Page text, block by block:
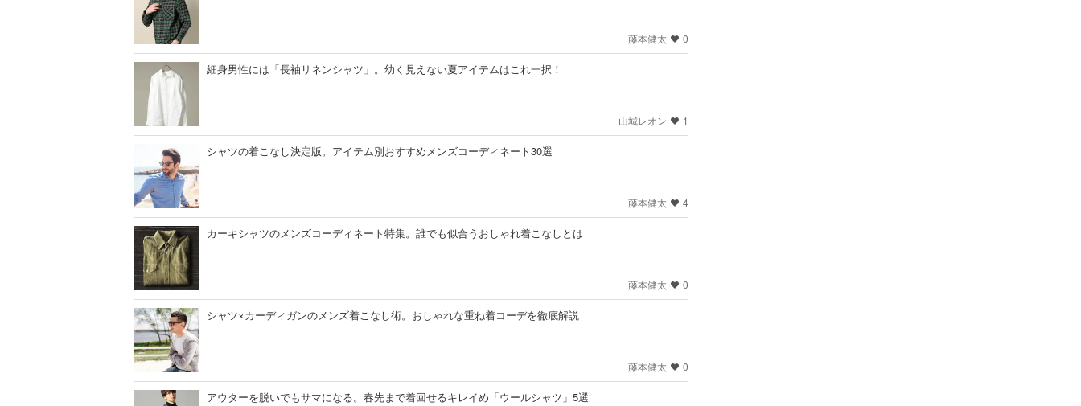
藤本健太 0
細身男性には「長袖リネンシャツ」。幼く見えない夏アイテムはこれ一択！
山城レオン 1
シャツの着こなし決定版。アイテム別おすすめメンズコーディネート30選
藤本健太 4
カーキシャツのメンズコーディネート特集。誰でも似合うおしゃれ着こなしとは
藤本健太 0
シャツ×カーディガンのメンズ着こなし術。おしゃれな重ね着コーデを徹底解説
藤本健太 0
アウターを脱いでもサマになる。春先まで着回せるキレイめ「ウールシャツ」5選